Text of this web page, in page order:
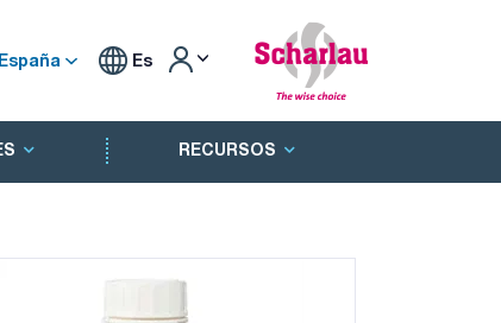
España Es
RECURSOS